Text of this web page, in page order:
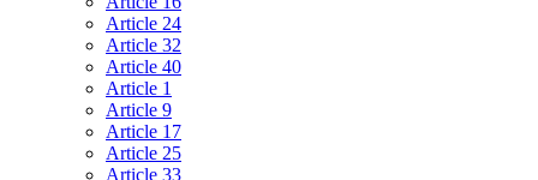
Article 24
Article 32
Article 40
Article 1
Article 9
Article 17
Article 25
Article 33